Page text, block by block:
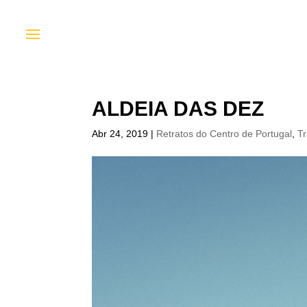
ALDEIA DAS DEZ
Abr 24, 2019 | Retratos do Centro de Portugal ,